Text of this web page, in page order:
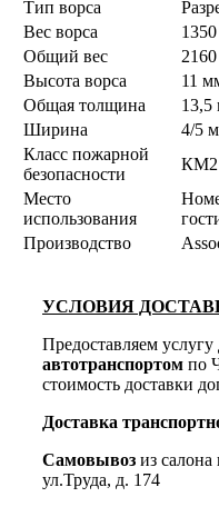
Тип ворса
Вес ворса
Общий вес
Высота ворса
11
Общая толщина
13,5
Ширина
4/5 м
Класс пожарной
безопасности
КМ2
Место
использования
Производство
УСЛОВИЯ
Предоставляем услугу
автотранспортом по
стоимость доставки
Доставка
Самовывоз из салона
ул.Труда, д. 174